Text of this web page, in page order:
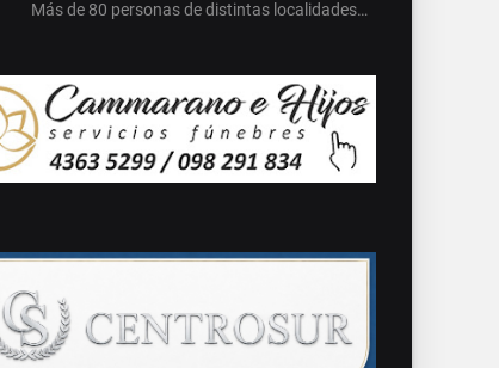
Más de 80 personas de distintas localidades…